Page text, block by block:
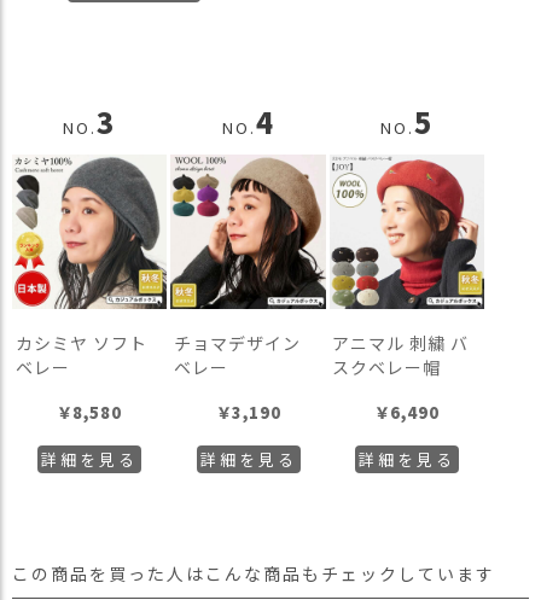
NO.3
カシミヤ ソフト
ベレー
￥8,580
詳細を見る
NO.4
チョマデザイン
ベレー
￥3,190
詳細を見る
NO.5
アニマル 刺繍 バ
スクベレー帽
￥6,490
詳細を見る
この商品を買った人はこんな商品もチェックしています